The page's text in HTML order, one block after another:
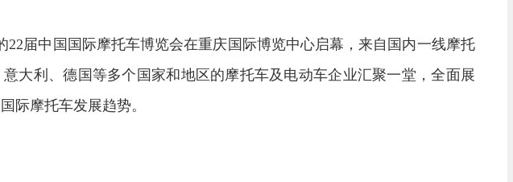
22届中国国际摩托车博览会在重庆国际博览中心启幕，来自国内一线摩托
大利、德国等多个国家和地区的摩托车及电动车企业汇聚一堂，全面展
际摩托车发展趋势。